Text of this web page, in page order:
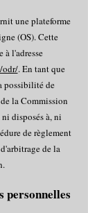
une plateforme
(OS). Cette
à l'adresse
odr/. En tant que
possibilité de
la Commission
disposés à, ni
de règlement
de la
personnelles